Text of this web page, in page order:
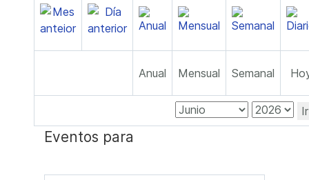
Anual Mensual Semanal
Eventos para